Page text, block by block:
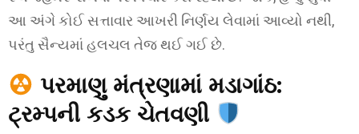
આ અંગે કોઈ સત્તાવાર આખરી નિર્ણય લેવામાં આવ્યો નથી,
પરંતુ સૈન્યમાં હલચલ તેજ થઈ ગઈ છે.
પરમાણુ મંત્રણામાં મડાગાંઠ:
ટ્રમ્પની કડક ચેતવણી